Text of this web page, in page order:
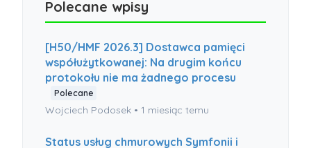
Polecane wpisy
[H50/HMF 2026.3] Dostawca pamięci
współużytkowanej: Na drugim końcu
protokołu nie ma żadnego procesu
Polecane
Wojciech Podosek • 1 miesiąc temu
Status usług chmurowych Symfonii i